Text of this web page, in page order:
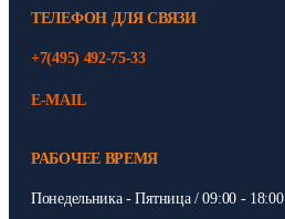
ТЕЛЕФОН ДЛЯ СВЯЗИ
+7(495) 492-75-33
E-MAIL
РАБОЧЕЕ ВРЕМЯ
Понедельника - Пятница / 09:00 - 18:00